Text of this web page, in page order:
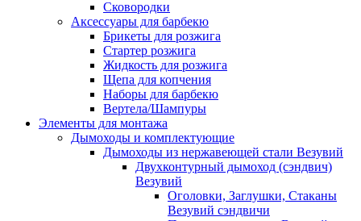
Сковородки
Аксессуары для барбекю
Брикеты для розжига
Стартер розжига
Жидкость для розжига
Щепа для копчения
Наборы для барбекю
Вертела/Шампуры
Элементы для монтажа
Дымоходы и комплектующие
Дымоходы из нержавеющей стали Везувий
Двухконтурный дымоход (сэндвич)
Везувий
Оголовки, Заглушки, Стаканы
Везувий сэндвичи